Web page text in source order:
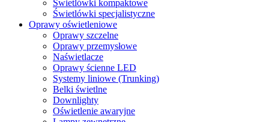
Świetlówki kompaktowe
Świetlówki specjalistyczne
Oprawy oświetleniowe
Oprawy szczelne
Oprawy przemysłowe
Naświetlacze
Oprawy ścienne LED
Systemy liniowe (Trunking)
Belki świetlne
Downlighty
Oświetlenie awaryjne